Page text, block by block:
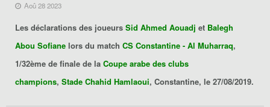
Aoû 28 2023
Les déclarations des joueurs Sid Ahmed Aouadj et Balegh
Abou Sofiane lors du match CS Constantine - Al Muharraq,
1/32ème de finale de la Coupe arabe des clubs
champions, Stade Chahid Hamlaoui, Constantine, le 27/08/2019.